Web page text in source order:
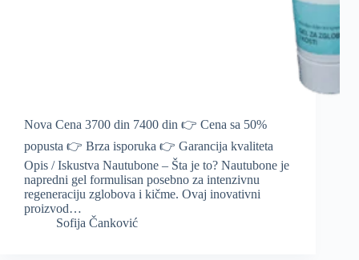
Nova Cena 3700 din 7400 din 👉 Cena sa 50%
popusta 👉 Brza isporuka 👉 Garancija kvaliteta
Opis / Iskustva Nautubone – Šta je to? Nautubone je
napredni gel formulisan posebno za intenzivnu
regeneraciju zglobova i kičme. Ovaj inovativni
proizvod…
Sofija Čanković